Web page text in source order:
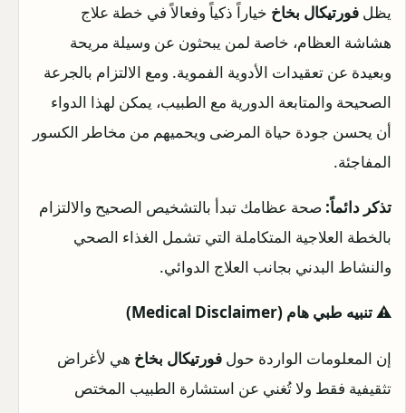
يظل فورتيكال بخاخ خياراً ذكياً وفعالاً في خطة علاج
هشاشة العظام، خاصة لمن يبحثون عن وسيلة مريحة
وبعيدة عن تعقيدات الأدوية الفموية. ومع الالتزام بالجرعة
الصحيحة والمتابعة الدورية مع الطبيب، يمكن لهذا الدواء
أن يحسن جودة حياة المرضى ويحميهم من مخاطر الكسور
المفاجئة.
تذكر دائماً: صحة عظامك تبدأ بالتشخيص الصحيح والالتزام
بالخطة العلاجية المتكاملة التي تشمل الغذاء الصحي
والنشاط البدني بجانب العلاج الدوائي.
⚠️ تنبيه طبي هام (Medical Disclaimer)
إن المعلومات الواردة حول فورتيكال بخاخ هي لأغراض
تثقيفية فقط ولا تُغني عن استشارة الطبيب المختص